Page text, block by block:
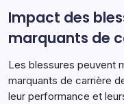
Impact des
marquants de
Les blessures peuvent
marquants de carrière
leur performance et